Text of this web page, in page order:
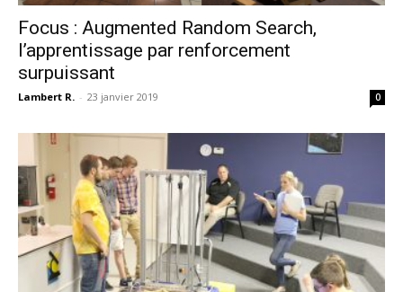
Focus : Augmented Random Search,
l’apprentissage par renforcement
surpuissant
Lambert R. - 23 janvier 2019 0